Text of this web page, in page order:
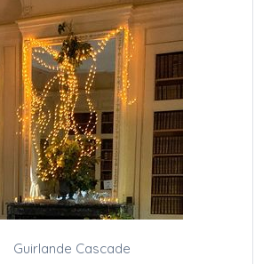
Guirlande Cascade